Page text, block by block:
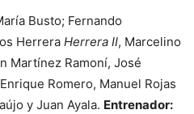
Busto; Fernando
Herrera Herrera II, Marcelino
Martínez Ramoní, José
Romero, Manuel Rojas
y Juan Ayala. Entrenador: